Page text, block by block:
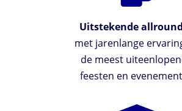
Uitstekende
met jarenlange
de meest
feesten en